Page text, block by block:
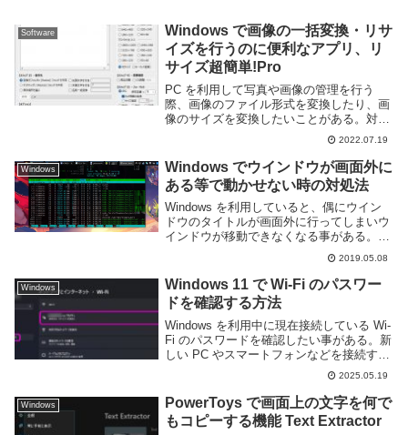
Software
Windows で画像の一括変換・リサ
イズを行うのに便利なアプリ、リ
サイズ超簡単!Pro
PC を利用して写真や画像の管理を行う
際、画像のファイル形式を変換したり、画
像のサイズを変換したいことがある。対象
のファイルが少量であれば手作業でやって
もいいが数が多いと大変だ。自分も最近
1000 以上ある大量の写真を変換する必要
に駆られ...
2022.07.19
Windows
Windows でウインドウが画面外に
ある等で動かせない時の対処法
Windows を利用していると、偶にウイン
ドウのタイトルが画面外に行ってしまいウ
インドウが移動できなくなる事がある。こ
んな感じだ。タイトルバーが見えない為、
移動できない。特に俺の場合タスクバーを
画面上部に配置しているため、タイトルバ
ーとタ...
2019.05.08
Windows
Windows 11 で Wi-Fi のパスワー
ドを確認する方法
Windows を利用中に現在接続している Wi-
Fi のパスワードを確認したい事がある。新
しい PC やスマートフォンなどを接続する
際に、いちいち Wi-Fi の設定を確認するの
は面倒くさい。とくにパスワードが Wi-Fi
ルーターに貼っ...
2025.05.19
Windows
PowerToys で画面上の文字を何で
もコピーする機能 Text Extractor